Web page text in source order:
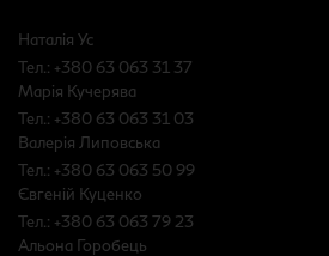
Наталія Ус
Тел.: +380 63 063 31 37
Марія Кучерява
Тел.: +380 63 063 31 03
Валерія Липовська
Тел.: +380 63 063 50 99
Євгеній Куценко
Тел.: +380 63 063 79 23
Альона Горобець